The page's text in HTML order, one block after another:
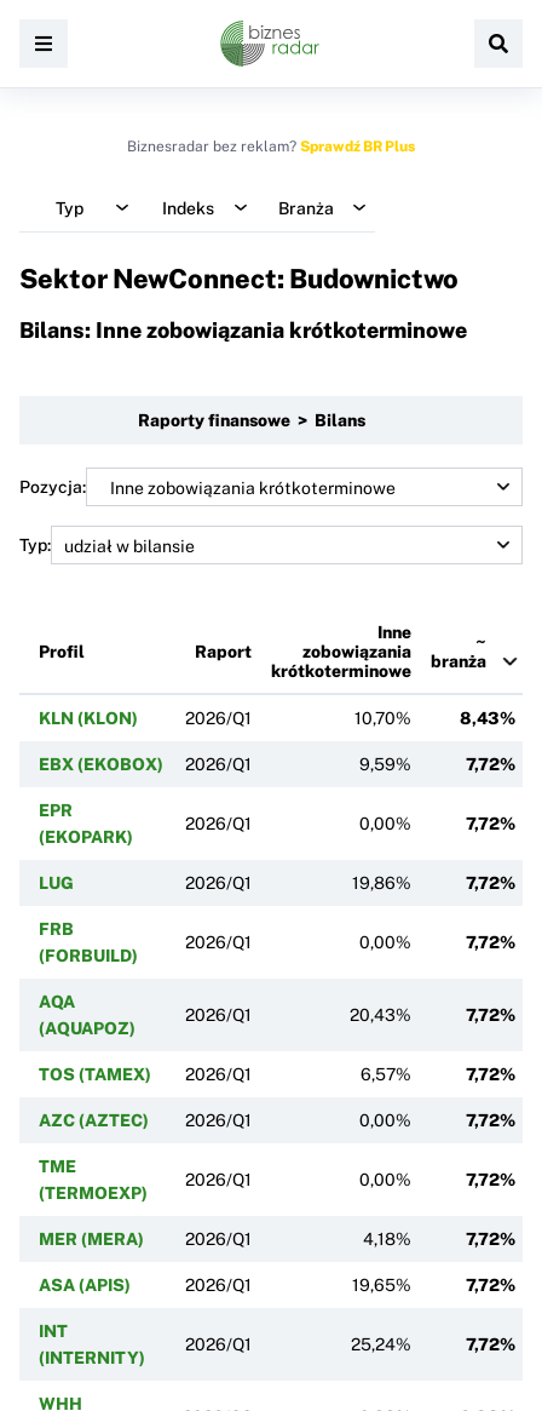
Biznesradar bez reklam? Sprawdź BR Plus
Typ Indeks Branża
Sektor NewConnect: Budownictwo
Bilans: Inne zobowiązania krótkoterminowe
Raporty finansowe > Bilans
Pozycja:
Typ:
Profil Raport
Inne
zobowiązania
krótkoterminowe
~
branża
KLN (KLON) 2026/Q1 10,70% 8,43%
EBX (EKOBOX) 2026/Q1 9,59% 7,72%
EPR
(EKOPARK)
2026/Q1 0,00% 7,72%
LUG 2026/Q1 19,86% 7,72%
FRB
(FORBUILD)
2026/Q1 0,00% 7,72%
AQA
(AQUAPOZ)
2026/Q1 20,43% 7,72%
TOS (TAMEX) 2026/Q1 6,57% 7,72%
AZC (AZTEC) 2026/Q1 0,00% 7,72%
TME
(TERMOEXP)
2026/Q1 0,00% 7,72%
MER (MERA) 2026/Q1 4,18% 7,72%
ASA (APIS) 2026/Q1 19,65% 7,72%
INT
(INTERNITY)
2026/Q1 25,24% 7,72%
WHH